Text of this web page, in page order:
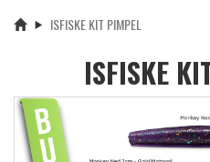
ISFISKE KIT PIMPEL
ISFISKE